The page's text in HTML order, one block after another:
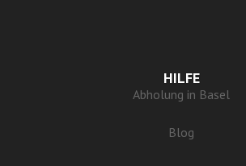
HILFE
Abholung in Basel
Blog